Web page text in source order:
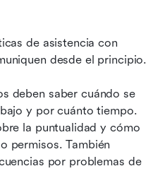
de asistencia con
desde el principio.
deben saber cuándo se
y por cuánto tiempo.
la puntualidad y cómo
permisos. También
por problemas de